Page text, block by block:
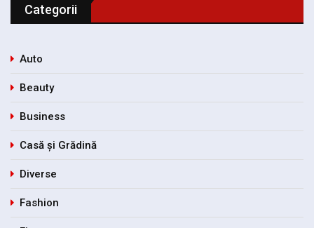
Categorii
Auto
Beauty
Business
Casă și Grădină
Diverse
Fashion